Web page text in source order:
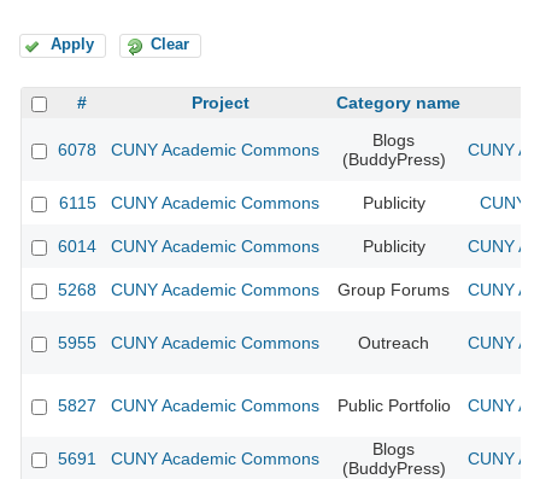
Apply Clear
# Project Category name
6078 CUNY Academic Commons
Blogs
(BuddyPress)
CUNY
6115 CUNY Academic Commons Publicity CUNY
6014 CUNY Academic Commons Publicity CUNY
5268 CUNY Academic Commons Group Forums CUNY
5955 CUNY Academic Commons Outreach CUNY
5827 CUNY Academic Commons Public Portfolio CUNY
5691 CUNY Academic Commons
Blogs
(BuddyPress)
CUNY